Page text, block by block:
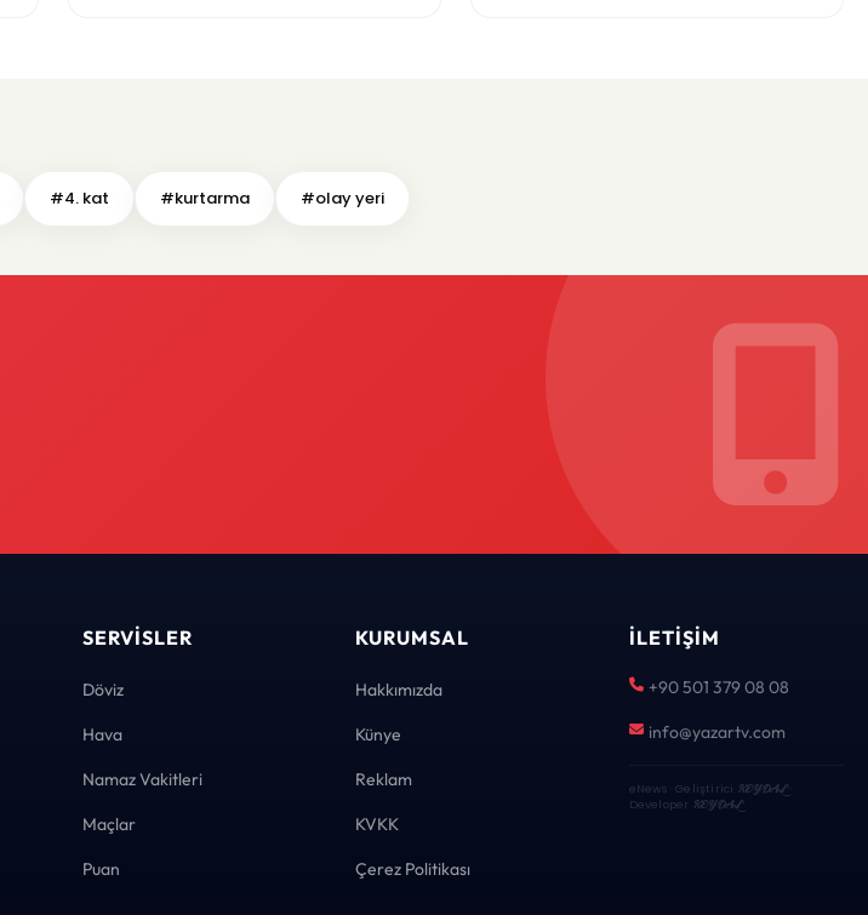
#4. kat #kurtarma #olay yeri
SERVISLER
Döviz
Hava
Namaz Vakitleri
Maçlar
Puan
KURUMSAL
Hakkımızda
Künye
Reklam
KVKK
Çerez Politikası
İLETIŞIM
+90 501 379 08 08
info@yazartv.com
eNews · Geliştirici KEYDAL·
Developer KEYDAL